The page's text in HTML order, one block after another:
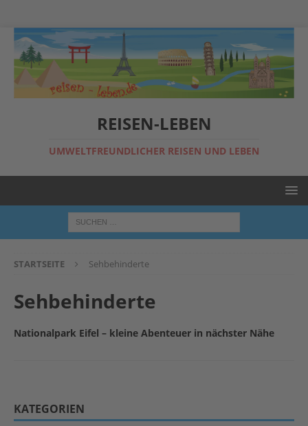
REISEN-LEBEN
UMWELTFREUNDLICHER REISEN UND LEBEN
STARTSEITE Sehbehinderte
Sehbehinderte
Nationalpark Eifel – kleine Abenteuer in nächster Nähe
KATEGORIEN